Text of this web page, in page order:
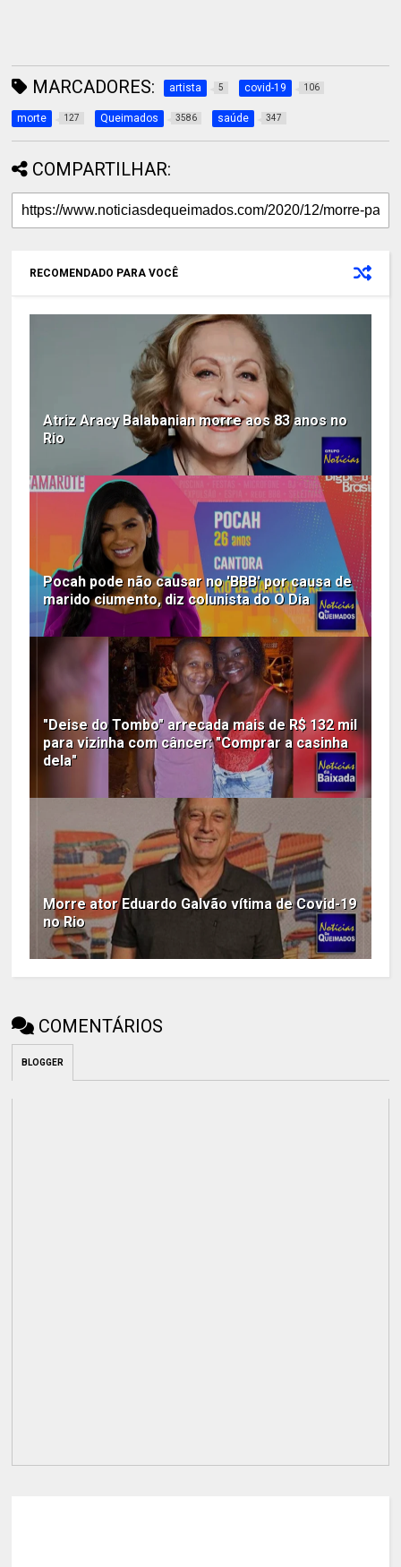
MARCADORES: artista 5 covid-19 106
morte 127 Queimados 3586 saúde 347
COMPARTILHAR:
RECOMENDADO PARA VOCÊ
Atriz Aracy Balabanian morre aos 83 anos no
Rio
Pocah pode não causar no 'BBB' por causa de
marido ciumento, diz colunista do O Dia
"Deise do Tombo" arrecada mais de R$ 132 mil
para vizinha com câncer: "Comprar a casinha
dela"
Morre ator Eduardo Galvão vítima de Covid-19
no Rio
COMENTÁRIOS
BLOGGER